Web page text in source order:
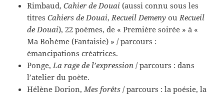
Rimbaud,Cahier de Douai (aussi connu sous les
titresCahiers de Douai,Recueil Demeny ouRecueil
de Douai), 22 poèmes, de « Première soirée » à «
Ma Bohème (Fantaisie) » / parcours :
émancipations créatrices.
Ponge,La rage de l’expression / parcours : dans
l’atelier du poète.
Hélène Dorion,Mes forêts / parcours : la poésie, la